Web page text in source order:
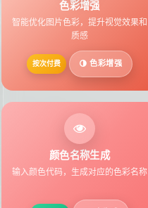
色彩增强
智能优化图片色彩，提升视觉效果和
质感
按次付费 色彩增强
颜色名称生成
输入颜色代码，生成对应的色彩名称